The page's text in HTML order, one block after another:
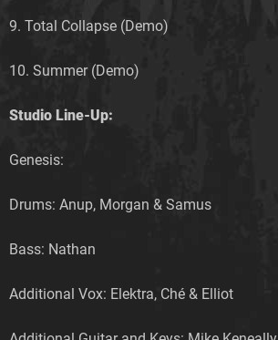
9. Total Collapse (Demo)
10. Summer (Demo)
Studio Line-Up:
Genesis:
Drums: Anup, Morgan & Samus
Bass: Nathan
Additional Vox: Elektra, Ché & Elliot